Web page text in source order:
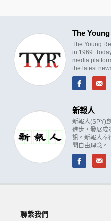
The
The Young
in 1969.
media
the latest
新報人
新報人(SPY)
進步，發展成
訊。新報人奉
聞自由理念。
聯繫我們